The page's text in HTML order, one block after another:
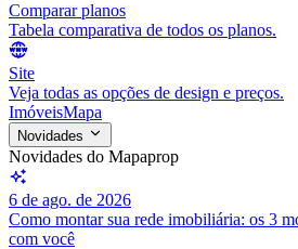
Comparar planos
Tabela comparativa de todos os planos.
Site
Veja todas as opções de design e preços.
ImóveisMapa
Novidades
Novidades do Mapaprop
6 de ago. de 2026
Como montar sua rede imobiliária: os 3
com você